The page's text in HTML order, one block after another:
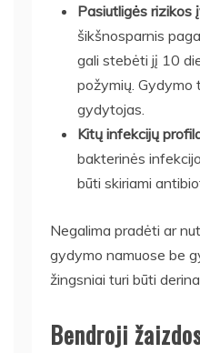
Pasiutligės rizikos
šikšnosparnis
gali stebėti jį 10
požymių. Gydymo
gydytojas.
Kitų infekcijų
bakterinės
būti skiriami
Negalima pradėti ar
gydymo namuose be
žingsniai turi būti
Bendroji